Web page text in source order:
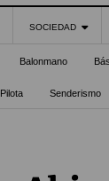
SOCIEDAD
Balonmano
Pilota Senderismo